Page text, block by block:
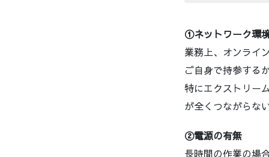
①ネットワーク環
業務上、オンライ
ご自身で持参する
特にエクストリー
が全くつながらな
②電源の有無
長時間の作業の場